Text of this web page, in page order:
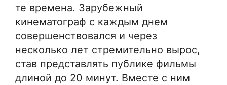
те времена. Зарубежный
кинематограф с каждым днем
совершенствовался и через
несколько лет стремительно вырос,
став представлять публике фильмы
длиной до 20 минут. Вместе с ним